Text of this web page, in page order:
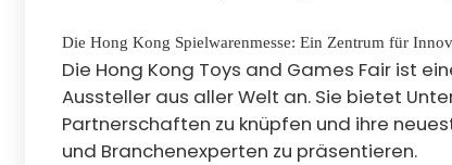
Die Hong Kong Spielwarenmesse: Ein Zentrum für
Die Hong Kong Toys and Games Fair ist
Aussteller aus aller Welt an. Sie bietet
Partnerschaften zu knüpfen und ihre
und Branchenexperten zu präsentieren.